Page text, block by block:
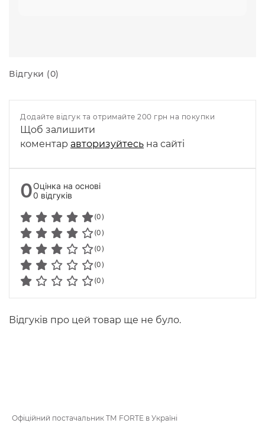
Відгуки (0)
Додайте відгук та отримайте 200 грн на покупки
Щоб залишити
коментар авторизуйтесь на сайті
0Оцінка на основі
0 відгуків
(0)
(0)
(0)
(0)
(0)
Відгуків про цей товар ще не було.
Офіційний постачальник ТМ FORTE в Україні